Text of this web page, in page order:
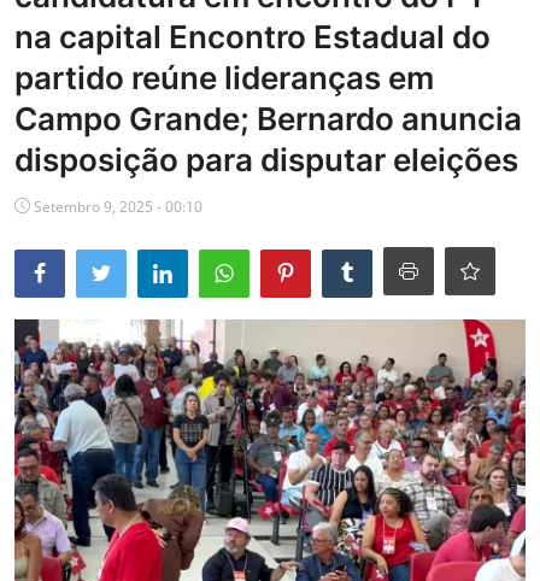
Educação
Cultura
Galeria
na capital Encontro Estadual do
partido reúne lideranças em
Campo Grande; Bernardo anuncia
disposição para disputar eleições
Setembro 9, 2025 - 00:10